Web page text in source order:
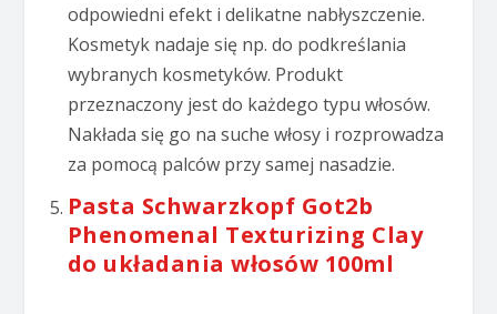
odpowiedni efekt i delikatne nabłyszczenie.
Kosmetyk nadaje się np. do podkreślania
wybranych kosmetyków. Produkt
przeznaczony jest do każdego typu włosów.
Nakłada się go na suche włosy i rozprowadza
za pomocą palców przy samej nasadzie.
Pasta Schwarzkopf Got2b
Phenomenal Texturizing Clay
do układania włosów 100ml